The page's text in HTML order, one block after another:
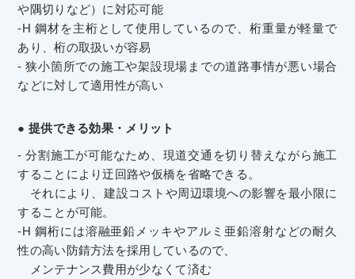
や隅切りなど）に対応可能
-H 鋼材を主桁として使用しているので、桁重量が軽量で
あり、桁の取扱いが容易
- 狭小箇所での施工や架設現場までの道路事情が悪い場合
などに対して適用性が高い
● 提供できる効果・メリット
- 分割施工が可能なため、現道交通を切り替えながら施工
することにより迂回路や仮橋を省略できる。
それにより、建設コストや周辺環境への影響を最小限に
することが可能。
-H 鋼桁には溶融亜鉛メッキやアルミ亜鉛溶射などの耐久
性の高い防錆方法を採用しているので、
メンテナンス費用が少なくて済む